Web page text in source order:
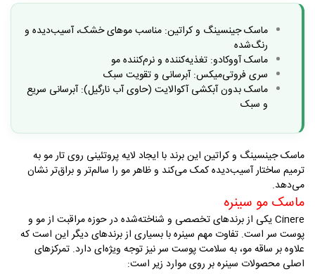
ماسک جینسینگ و کراتین: مناسب موهای خشک، آسیب‌دیده و
رنگ‌شده
ماسک آووکادو: تغذیه‌کننده و نرم‌کننده مو
سری فروتی‌میکس: آبرسانی و تقویت سبک
ماسک بدون آبکشی آکوالایت (حاوی آب نارگیل): آبرسانی سریع
و سبک
ماسک جینسینگ و کراتین این برند با ایجاد لایه پروتئینی روی تار مو به
ترمیم ساختار آسیب‌دیده کمک می‌کند و ظاهر مو را سالم‌تر و براق‌تر نشان
می‌دهد.
ماسک مو سینره
Cinereیکی از برندهای تخصصی و شناخته‌شده در حوزه مراقبت از مو و
پوست سر است. تفاوت مهم سینره با بسیاری از برندهای دیگر این است که
علاوه بر ساقه مو، به سلامت پوست سر نیز توجه ویژه‌ای دارد. تمرکزهای
اصلی محصولات سینره بر روی موارد زیر است: